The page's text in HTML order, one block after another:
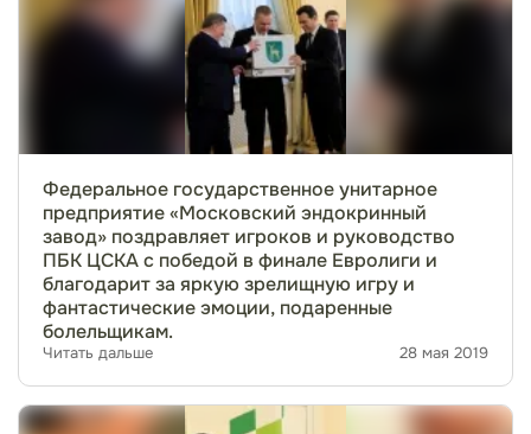
Федеральное государственное унитарное
предприятие «Московский эндокринный
завод» поздравляет игроков и руководство
ПБК ЦСКА с победой в финале Евролиги и
благодарит за яркую зрелищную игру и
фантастические эмоции, подаренные
болельщикам.
Читать дальше 28 мая 2019